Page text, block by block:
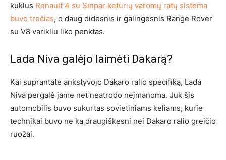
kuklus Renault 4 su Sinpar keturių varomų ratų sistema
buvo trečias, o daug didesnis ir galingesnis Range Rover
su V8 varikliu liko penktas.
Lada Niva galėjo laimėti Dakarą?
Kai suprantate ankstyvojo Dakaro ralio specifiką, Lada
Niva pergalė jame net neatrodo neįmanoma. Juk šis
automobilis buvo sukurtas sovietiniams keliams, kurie
technikai buvo ne ką draugiškesni nei Dakaro ralio greičio
ruožai.